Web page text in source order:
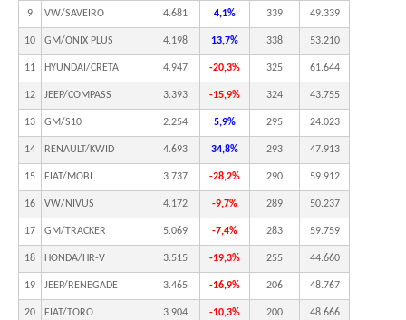
9 VW/SAVEIRO 4.681 4,1% 339 49.339
10 GM/ONIX PLUS 4.198 13,7% 338 53.210
11 HYUNDAI/CRETA 4.947 -20,3% 325 61.644
12 JEEP/COMPASS 3.393 -15,9% 324 43.755
13 GM/S10 2.254 5,9% 295 24.023
14 RENAULT/KWID 4.693 34,8% 293 47.913
15 FIAT/MOBI 3.737 -28,2% 290 59.912
16 VW/NIVUS 4.172 -9,7% 289 50.237
17 GM/TRACKER 5.069 -7,4% 283 59.759
18 HONDA/HR-V 3.515 -19,3% 255 44.660
19 JEEP/RENEGADE 3.465 -16,9% 206 48.767
20 FIAT/TORO 3.904 -10,3% 200 48.666